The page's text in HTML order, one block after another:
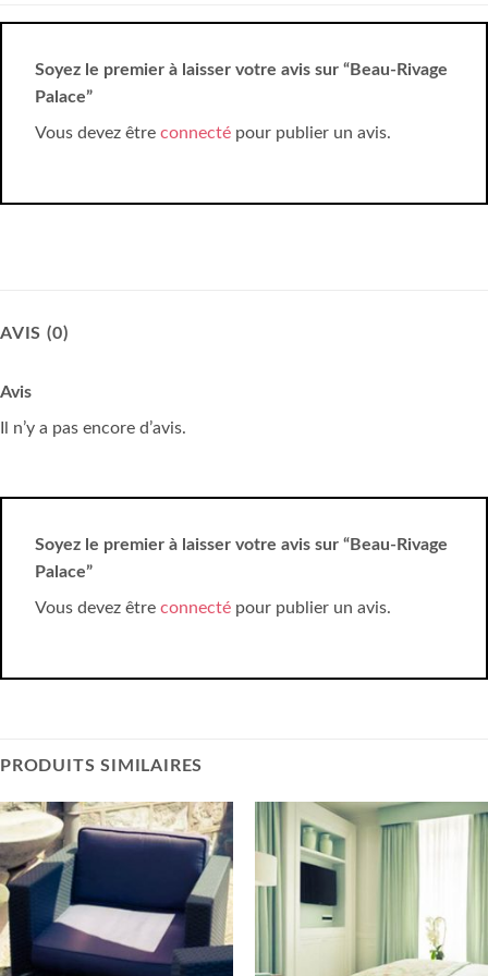
Soyez le premier à laisser votre avis sur “Beau-Rivage
Palace”
Vous devez être connecté pour publier un avis.
AVIS (0)
Avis
Il n’y a pas encore d’avis.
Soyez le premier à laisser votre avis sur “Beau-Rivage
Palace”
Vous devez être connecté pour publier un avis.
PRODUITS SIMILAIRES